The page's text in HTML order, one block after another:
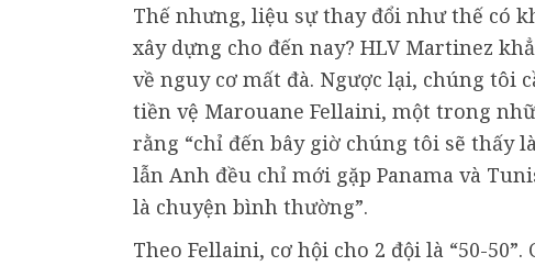
Thế nhưng, liệu sự thay đổi như thế có
xây dựng cho đến nay? HLV Martinez
về nguy cơ mất đà. Ngược lại, chúng tôi
tiền vệ Marouane Fellaini, một trong
rằng “chỉ đến bây giờ chúng tôi sẽ thấy
lẫn Anh đều chỉ mới gặp Panama và
là chuyện bình thường”.
Theo Fellaini, cơ hội cho 2 đội là “50-